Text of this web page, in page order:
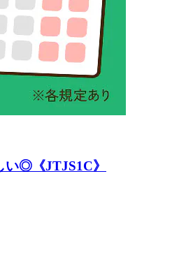
◎《JTJS1C》